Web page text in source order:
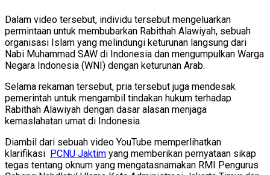
Dalam video tersebut, individu tersebut mengeluarkan
permintaan untuk membubarkan Rabithah Alawiyah, sebuah
organisasi Islam yang melindungi keturunan langsung dari
Nabi Muhammad SAW di Indonesia dan mengumpulkan Warga
Negara Indonesia (WNI) dengan keturunan Arab.
Selama rekaman tersebut, pria tersebut juga mendesak
pemerintah untuk mengambil tindakan hukum terhadap
Rabithah Alawiyah dengan dasar alasan menjaga
kemaslahatan umat di Indonesia.
Diambil dari sebuah video YouTube memperlihatkan
klarifikasi PCNU Jaktim yang memberikan pernyataan sikap
tegas tentang oknum yang mengatasnamakan RMI Pengurus